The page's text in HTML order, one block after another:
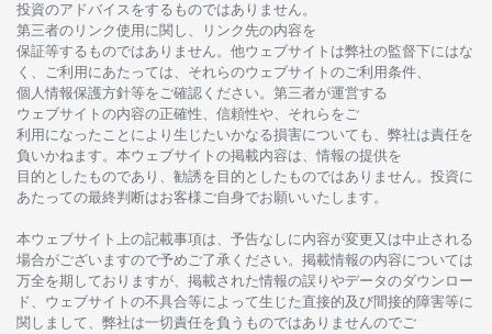
投資のアドバイスをするものではありません。
第三者の リンク使用に関し、 リンク先の内容を
保証等するものではありません。 他ウェブサイトは弊社の監督下にはな
く、 ご利用にあたっては、 それらのウェブサイトのご利用条件、
個人情報保護方針等をご確認ください。 第三者が運営する
ウェブサイトの内容の正確性、信頼性や、それらをご
利用になったことにより 生じたいかなる損害についても、 弊社は責任を
負いかねます。 本ウェブサイトの掲載内容は、 情報の提供を
目的としたものであり、 勧誘を 目的としたものではありません。 投資に
あたっての最終判断はお客様ご自身でお願いいたします。
本ウェブサイト 上の記載事項は、 予告なしに内容が変更又は中止さ れる
場合がございますので予めご了承ください。 掲載情報の内容については
万全を期しておりますが、 掲載さ れた情報の誤りやデータのダウンロー
ド、 ウェブサイトの不具合等によって生じた 直接的及び間接的障害等に
関し まして、 弊社は一切責任を負うものではありませんのでご